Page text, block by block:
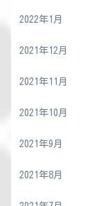
2022年1月
2021年12月
2021年11月
2021年10月
2021年9月
2021年8月